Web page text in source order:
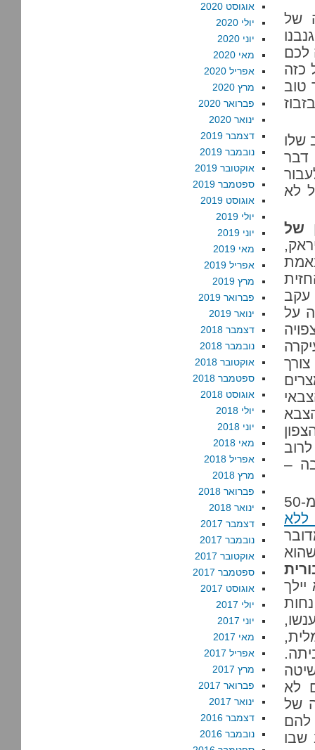
של
לכם
כזה
טוב
שלו
דבר
לא
של
באמת
עקב
על
ושיהיה צורך
–
נשארנו עם הכיבוש. התקציב של צה"ל היה יותר מ-50
ללא
לא
של
להם
שבו
אוגוסט 2020
יולי 2020
יוני 2020
מאי 2020
אפריל 2020
מרץ 2020
פברואר 2020
ינואר 2020
דצמבר 2019
נובמבר 2019
אוקטובר 2019
ספטמבר 2019
אוגוסט 2019
יולי 2019
יוני 2019
מאי 2019
אפריל 2019
מרץ 2019
פברואר 2019
ינואר 2019
דצמבר 2018
נובמבר 2018
אוקטובר 2018
ספטמבר 2018
אוגוסט 2018
יולי 2018
יוני 2018
מאי 2018
אפריל 2018
מרץ 2018
פברואר 2018
ינואר 2018
דצמבר 2017
נובמבר 2017
אוקטובר 2017
ספטמבר 2017
אוגוסט 2017
יולי 2017
יוני 2017
מאי 2017
אפריל 2017
מרץ 2017
פברואר 2017
ינואר 2017
דצמבר 2016
נובמבר 2016